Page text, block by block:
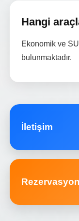
Hangi
Ekonomik ve
bulunmaktadır.
İletişim